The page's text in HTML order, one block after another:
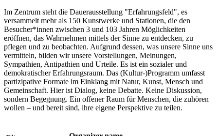
Im Zentrum steht die Dauerausstellung "Erfahrungsfeld", es
versammelt mehr als 150 Kunstwerke und Stationen, die den
Besucher*innen zwischen 3 und 103 Jahren Möglichkeiten
eröffnen, das Wahrnehmen mittels der Sinne zu entdecken, zu
pflegen und zu beobachten. Aufgrund dessen, was unsere Sinne uns
vermitteln, bilden wir unsere Vorstellungen, Meinungen,
Sympathien, Antipathien und Urteile. Es ist ein sozialer und
demokratischer Erfahrungsraum. Das (Kultur-)Programm umfasst
partizipative Formate im Einklang mit Natur, Kunst, Mensch und
Gemeinschaft. Hier ist Dialog, keine Debatte. Keine Diskussion,
sondern Begegnung. Ein offener Raum für Menschen, die zuhören
wollen – und bereit sind, ihre eigene Perspektive zu teilen.